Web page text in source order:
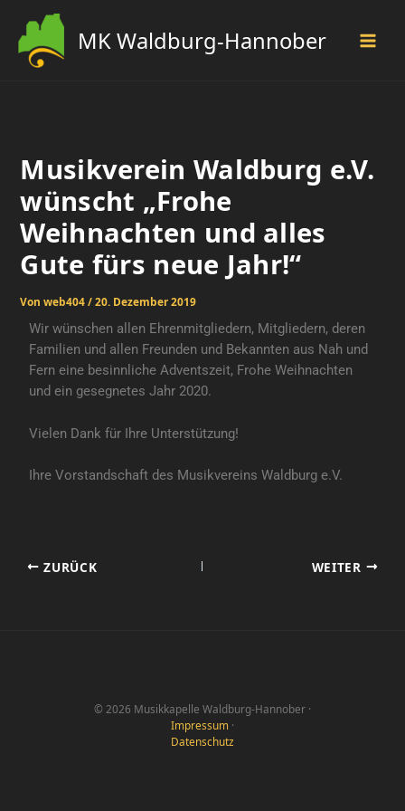
Inhalt
springen
MK Waldburg-Hannober
Musikverein Waldburg e.V.
wünscht „Frohe
Weihnachten und alles
Gute fürs neue Jahr!“
Vonweb404/20. Dezember 2019
Wir wünschen allen Ehrenmitgliedern, Mitgliedern, deren
Familien und allen Freunden und Bekannten aus Nah und
Fern eine besinnliche Adventszeit, Frohe Weihnachten
und ein gesegnetes Jahr 2020.
Vielen Dank für Ihre Unterstützung!
Ihre Vorstandschaft des Musikvereins Waldburg e.V.
ZURÜCK WEITER
© 2026 Musikkapelle Waldburg-Hannober ·
Impressum ·
Datenschutz